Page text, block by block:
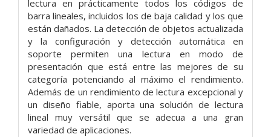
lectura en prácticamente todos los códigos de
barra lineales, incluidos los de baja calidad y los que
están dañados. La detección de objetos actualizada
y la configuración y detección automática en
soporte permiten una lectura en modo de
presentación que está entre las mejores de su
categoría potenciando al máximo el rendimiento.
Además de un rendimiento de lectura excepcional y
un diseño fiable, aporta una solución de lectura
lineal muy versátil que se adecua a una gran
variedad de aplicaciones.